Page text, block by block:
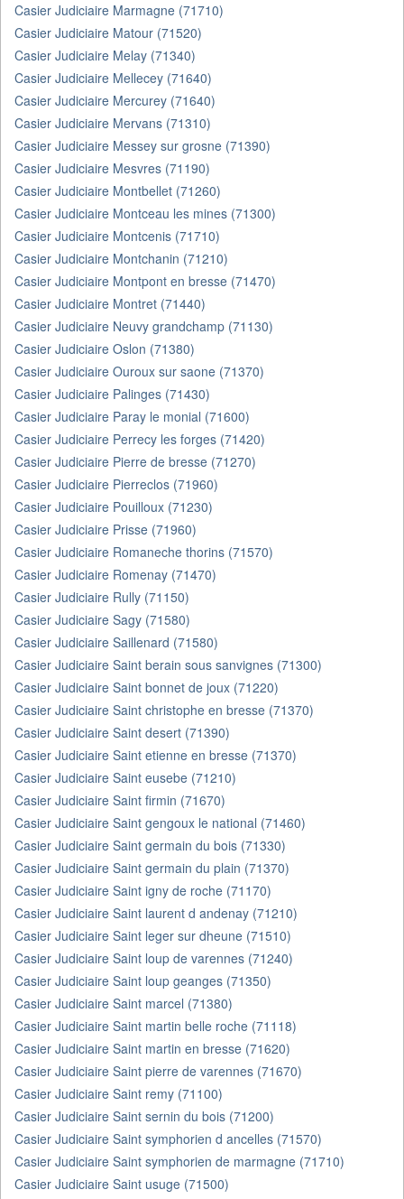
Casier Judiciaire Marmagne (71710)
Casier Judiciaire Matour (71520)
Casier Judiciaire Melay (71340)
Casier Judiciaire Mellecey (71640)
Casier Judiciaire Mercurey (71640)
Casier Judiciaire Mervans (71310)
Casier Judiciaire Messey sur grosne (71390)
Casier Judiciaire Mesvres (71190)
Casier Judiciaire Montbellet (71260)
Casier Judiciaire Montceau les mines (71300)
Casier Judiciaire Montcenis (71710)
Casier Judiciaire Montchanin (71210)
Casier Judiciaire Montpont en bresse (71470)
Casier Judiciaire Montret (71440)
Casier Judiciaire Neuvy grandchamp (71130)
Casier Judiciaire Oslon (71380)
Casier Judiciaire Ouroux sur saone (71370)
Casier Judiciaire Palinges (71430)
Casier Judiciaire Paray le monial (71600)
Casier Judiciaire Perrecy les forges (71420)
Casier Judiciaire Pierre de bresse (71270)
Casier Judiciaire Pierreclos (71960)
Casier Judiciaire Pouilloux (71230)
Casier Judiciaire Prisse (71960)
Casier Judiciaire Romaneche thorins (71570)
Casier Judiciaire Romenay (71470)
Casier Judiciaire Rully (71150)
Casier Judiciaire Sagy (71580)
Casier Judiciaire Saillenard (71580)
Casier Judiciaire Saint berain sous sanvignes (71300)
Casier Judiciaire Saint bonnet de joux (71220)
Casier Judiciaire Saint christophe en bresse (71370)
Casier Judiciaire Saint desert (71390)
Casier Judiciaire Saint etienne en bresse (71370)
Casier Judiciaire Saint eusebe (71210)
Casier Judiciaire Saint firmin (71670)
Casier Judiciaire Saint gengoux le national (71460)
Casier Judiciaire Saint germain du bois (71330)
Casier Judiciaire Saint germain du plain (71370)
Casier Judiciaire Saint igny de roche (71170)
Casier Judiciaire Saint laurent d andenay (71210)
Casier Judiciaire Saint leger sur dheune (71510)
Casier Judiciaire Saint loup de varennes (71240)
Casier Judiciaire Saint loup geanges (71350)
Casier Judiciaire Saint marcel (71380)
Casier Judiciaire Saint martin belle roche (71118)
Casier Judiciaire Saint martin en bresse (71620)
Casier Judiciaire Saint pierre de varennes (71670)
Casier Judiciaire Saint remy (71100)
Casier Judiciaire Saint sernin du bois (71200)
Casier Judiciaire Saint symphorien d ancelles (71570)
Casier Judiciaire Saint symphorien de marmagne (71710)
Casier Judiciaire Saint usuge (71500)